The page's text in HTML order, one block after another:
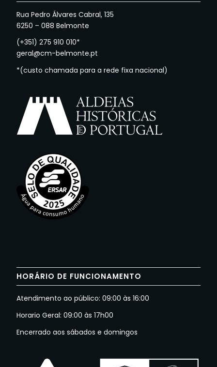
Rua Pedro Álvares Cabral, 135
6250 – 088 Belmonte
(+351) 275 910 010*
geral@cm-belmonte.pt
*(custo chamada para a rede fixa nacional)
HORÁRIO DE FUNCIONAMENTO
Atendimento ao público: 09:00 às 16:00
Horario Geral: 09:00 às 17h00
Encerrado aos sábados e domingos